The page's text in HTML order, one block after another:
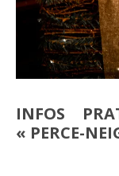
INFOS
« PERCE-